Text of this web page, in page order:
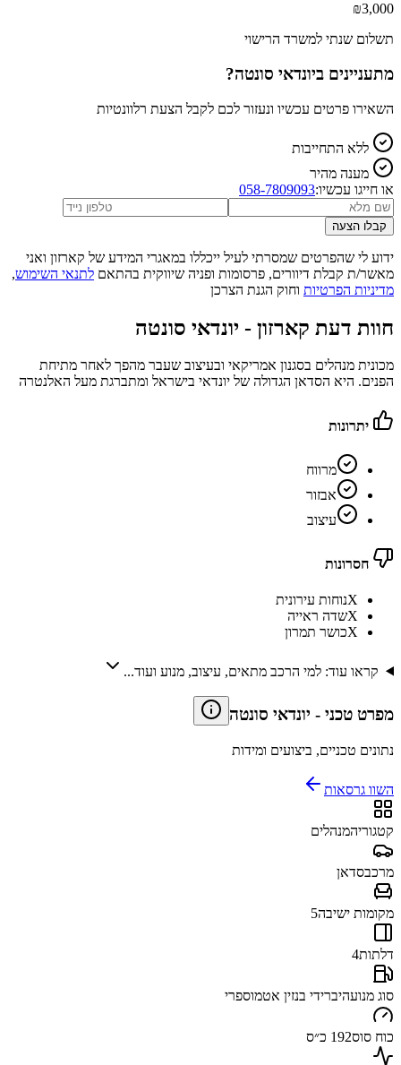
₪3,000
תשלום שנתי למשרד הרישוי
מתעניינים ביונדאי סונטה?
השאירו פרטים עכשיו ונעזור לכם לקבל הצעת רלוונטיות
ללא התחייבות
מענה מהיר
או חייגו עכשיו:058-7809093
קבלו הצעה
ידוע לי שהפרטים שמסרתי לעיל ייכללו במאגרי המידע של קארזון ואני
מאשר/ת קבלת דיוורים, פרסומות ופניה שיווקית בהתאם לתנאי השימוש,
מדיניות הפרטיות וחוק הגנת הצרכן
חוות דעת קארזון - יונדאי סונטה
מכונית מנהלים בסגנון אמריקאי ובעיצוב שעבר מהפך לאחר מתיחת
הפנים. היא הסדאן הגדולה של יונדאי בישראל ומתברגת מעל האלנטרה
יתרונות
מרווח
אבזור
עיצוב
חסרונות
Xנוחות עירונית
Xשדה ראייה
Xכושר תמרון
קראו עוד: למי הרכב מתאים, עיצוב, מנוע ועוד...
מפרט טכני - יונדאי סונטה
נתונים טכניים, ביצועים ומידות
השוו גרסאות
קטגוריהמנהלים
מרכבסדאן
מקומות ישיבה5
דלתות4
סוג מנועהיברידי בנזין אטמוספרי
כוח סוס192 כ״ס